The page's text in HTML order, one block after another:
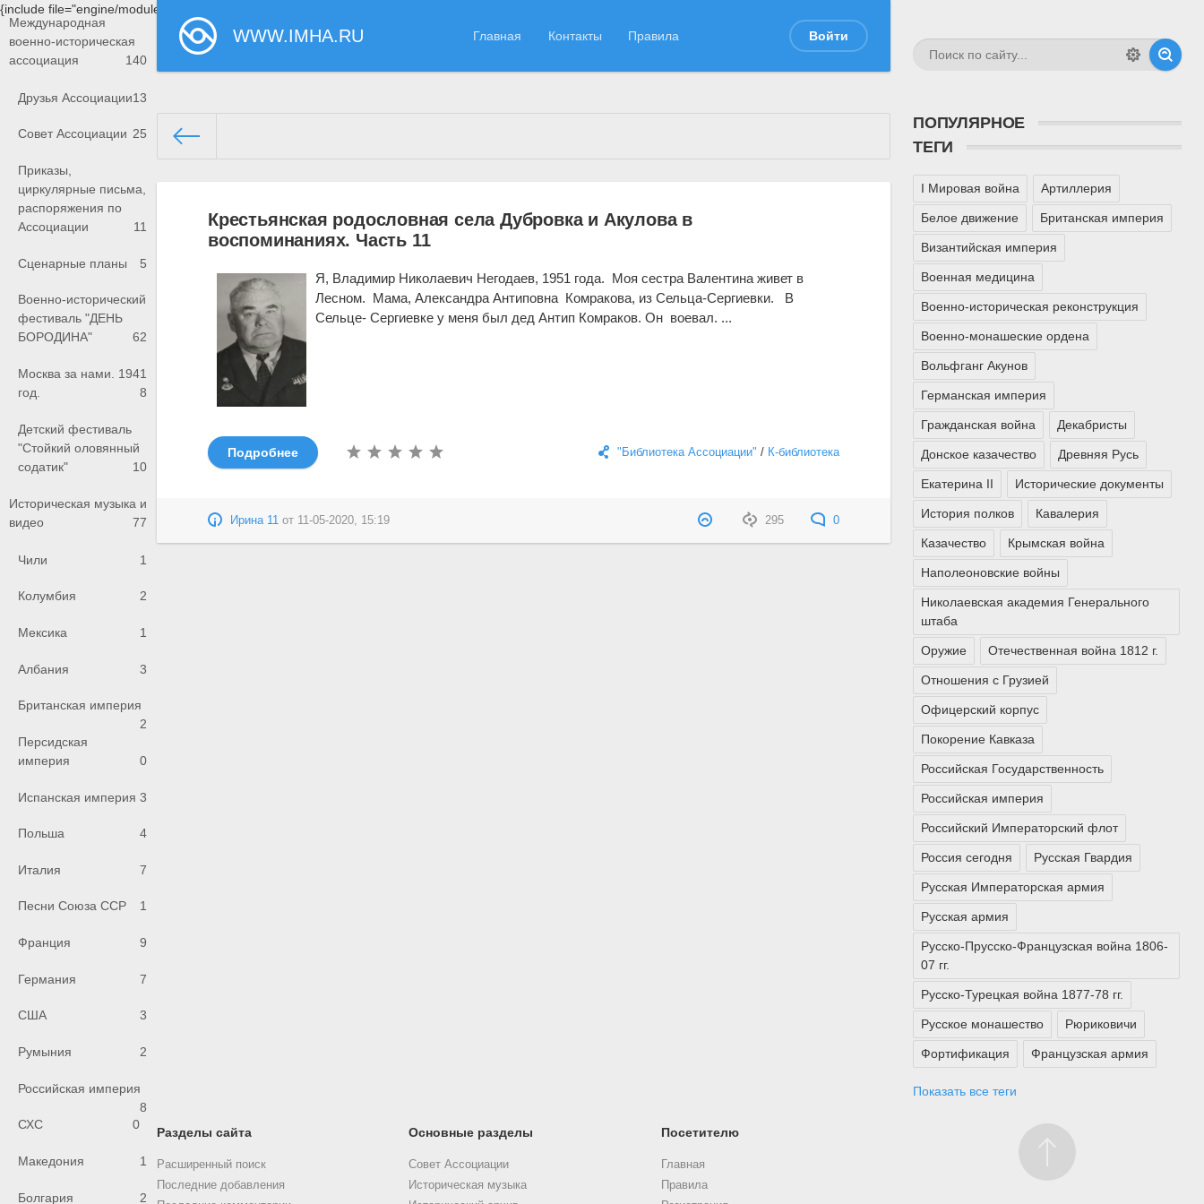
{include file="engine/modules/saperu/head.php"}
WWW.IMHA.RU Главная Контакты Правила Войти
Международная
военно-историческая
ассоциация
140
Друзья Ассоциации13
Совет Ассоциации 25
Приказы,
циркулярные письма,
распоряжения по
Ассоциации
11
Сценарные планы 5
Военно-исторический
фестиваль "ДЕНЬ
БОРОДИНА"
62
Москва за нами. 1941
год.
8
Детский фестиваль
"Стойкий оловянный
содатик"
10
Историческая музыка и
видео
77
Чили 1
Колумбия 2
Мексика 1
Албания 3
Британская империя
2
Персидская
империя
0
Испанская империя 3
Польша 4
Италия 7
Песни Союза ССР 1
Франция 9
Германия 7
США 3
Румыния 2
Российская империя
8
СХС
0
Македония 1
Болгария 2
www.imha.ru/» Материалы за 11.05.2020
Крестьянская родословная села Дубровка и Акулова в
воспоминаниях. Часть 11
Я, Владимир Николаевич Негодаев, 1951 года. Моя сестра Валентина живет в
Лесном. Мама, Александра Антиповна Комракова, из Сельца-Сергиевки. В
Сельце- Сергиевке у меня был дед Антип Комраков. Он воевал. ...
"Библиотека Ассоциации" / К-библиотека
Подробнее
295 0
Ирина 11 от 11-05-2020, 15:19
ПОПУЛЯРНОЕ
ТЕГИ
I Мировая война Артиллерия
Белое движение Британская империя
Византийская империя
Военная медицина
Военно-историческая реконструкция
Военно-монашеские ордена
Вольфганг Акунов
Германская империя
Гражданская война Декабристы
Донское казачество Древняя Русь
Екатерина II Исторические документы
История полков Кавалерия
Казачество Крымская война
Наполеоновские войны
Николаевская академия Генерального
штаба
Оружие Отечественная война 1812 г.
Отношения с Грузией
Офицерский корпус
Покорение Кавказа
Российская Государственность
Российская империя
Российский Императорский флот
Россия сегодня Русская Гвардия
Русская Императорская армия
Русская армия
Русско-Прусско-Французская война 1806-
07 гг.
Русско-Турецкая война 1877-78 гг.
Русское монашество Рюриковичи
Фортификация Французская армия
Показать все теги
Разделы сайта
Расширенный поиск
Последние добавления
Основные разделы
Совет Ассоциации
Историческая музыка
Посетителю
Главная
Правила